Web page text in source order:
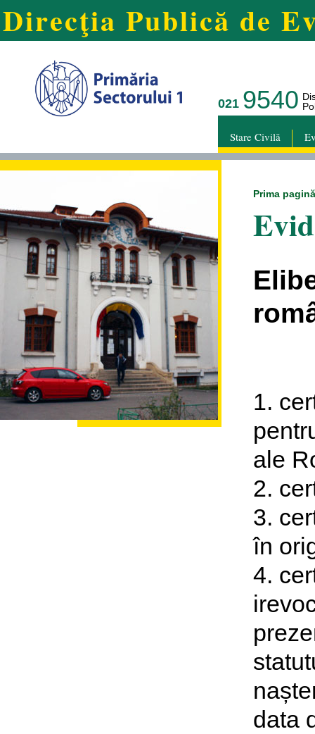
Direcţia Publică de
021 9540
Stare Civilă
Prima pagină
1.
ale
2.
3.
în
4.
data